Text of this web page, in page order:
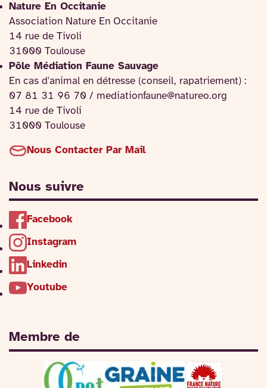
Nature En Occitanie
Association Nature En Occitanie
14 rue de Tivoli
31000 Toulouse
Pôle Médiation Faune Sauvage
En cas d'animal en détresse (conseil, rapatriement) :
07 81 31 96 70 / mediationfaune@natureo.org
14 rue de Tivoli
31000 Toulouse
Nous Contacter Par Mail
Nous suivre
Facebook
Instagram
Linkedin
Youtube
Membre de